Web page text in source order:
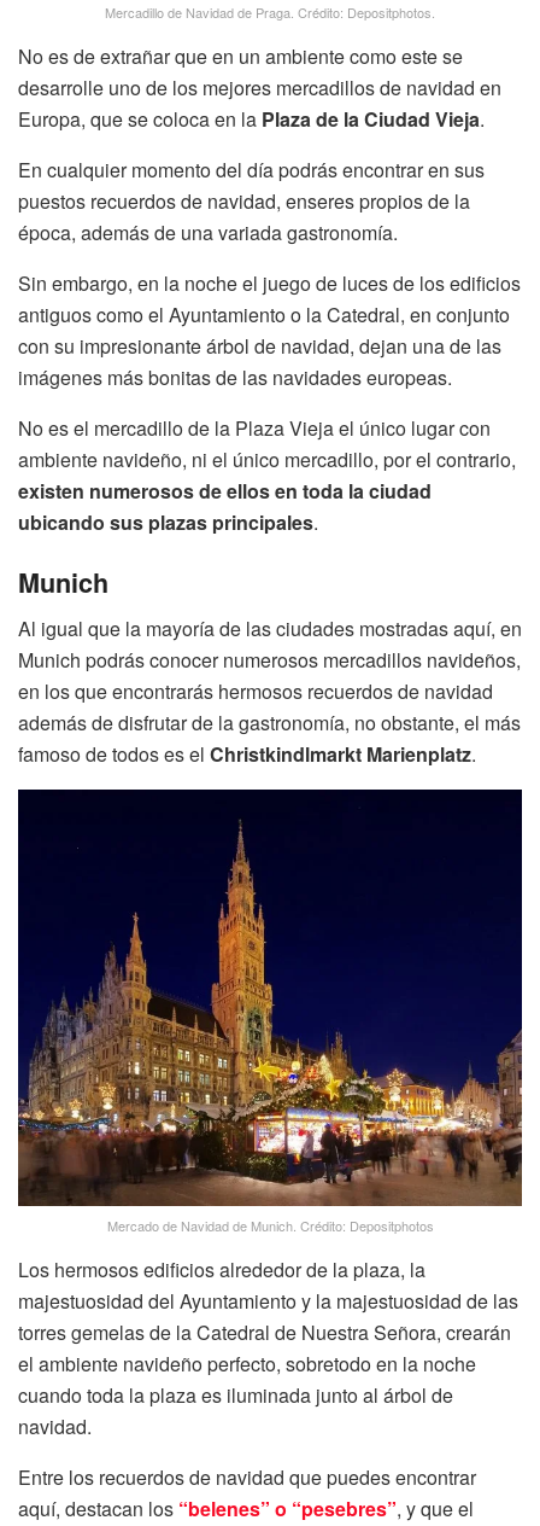
Mercadillo de Navidad de Praga. Crédito: Depositphotos.
No es de extrañar que en un ambiente como este se
desarrolle uno de los mejores mercadillos de navidad en
Europa, que se coloca en la Plaza de la Ciudad Vieja.
En cualquier momento del día podrás encontrar en sus
puestos recuerdos de navidad, enseres propios de la
época, además de una variada gastronomía.
Sin embargo, en la noche el juego de luces de los edificios
antiguos como el Ayuntamiento o la Catedral, en conjunto
con su impresionante árbol de navidad, dejan una de las
imágenes más bonitas de las navidades europeas.
No es el mercadillo de la Plaza Vieja el único lugar con
ambiente navideño, ni el único mercadillo, por el contrario,
existen numerosos de ellos en toda la ciudad
ubicando sus plazas principales.
Munich
Al igual que la mayoría de las ciudades mostradas aquí, en
Munich podrás conocer numerosos mercadillos navideños,
en los que encontrarás hermosos recuerdos de navidad
además de disfrutar de la gastronomía, no obstante, el más
famoso de todos es el Christkindlmarkt Marienplatz.
Mercado de Navidad de Munich. Crédito: Depositphotos
Los hermosos edificios alrededor de la plaza, la
majestuosidad del Ayuntamiento y la majestuosidad de las
torres gemelas de la Catedral de Nuestra Señora, crearán
el ambiente navideño perfecto, sobretodo en la noche
cuando toda la plaza es iluminada junto al árbol de
navidad.
Entre los recuerdos de navidad que puedes encontrar
aquí, destacan los “belenes” o “pesebres”, y que el